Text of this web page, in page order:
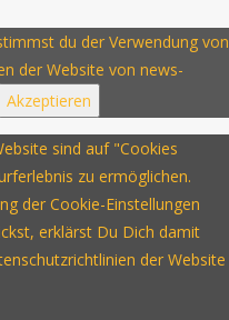
du der Verwendung von
der Website von news-
Akzeptieren
sind auf "Cookies
zu ermöglichen.
der Cookie-Einstellungen
erklärst Du Dich damit
der Website